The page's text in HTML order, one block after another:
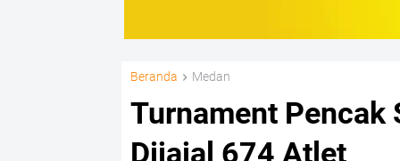
Beranda Medan
Turnament Pencak
Dijajal 674 Atlet